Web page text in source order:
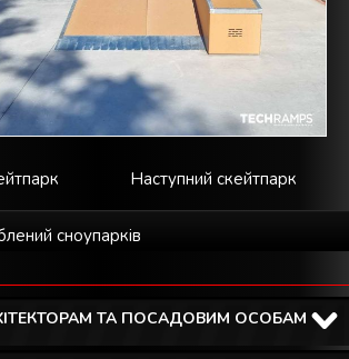
Наступний скейтпарк
cноупарків
ТА ПОСАДОВИМ ОСОБАМ